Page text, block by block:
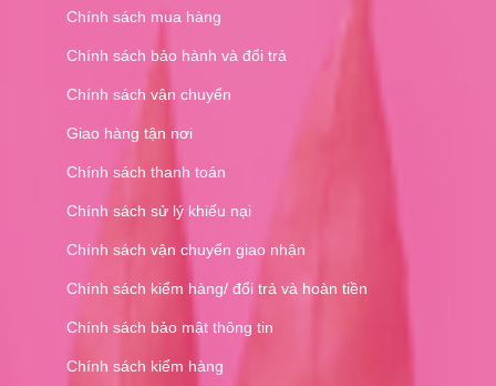
Chính sách mua hàng
Chính sách bảo hành và đổi trả
Chính sách vận chuyển
Giao hàng tận nơi
Chính sách thanh toán
Chính sách sử lý khiếu nại
Chính sách vận chuyển giao nhận
Chính sách kiểm hàng/ đổi trả và hoàn tiền
Chính sách bảo mật thông tin
Chính sách kiểm hàng